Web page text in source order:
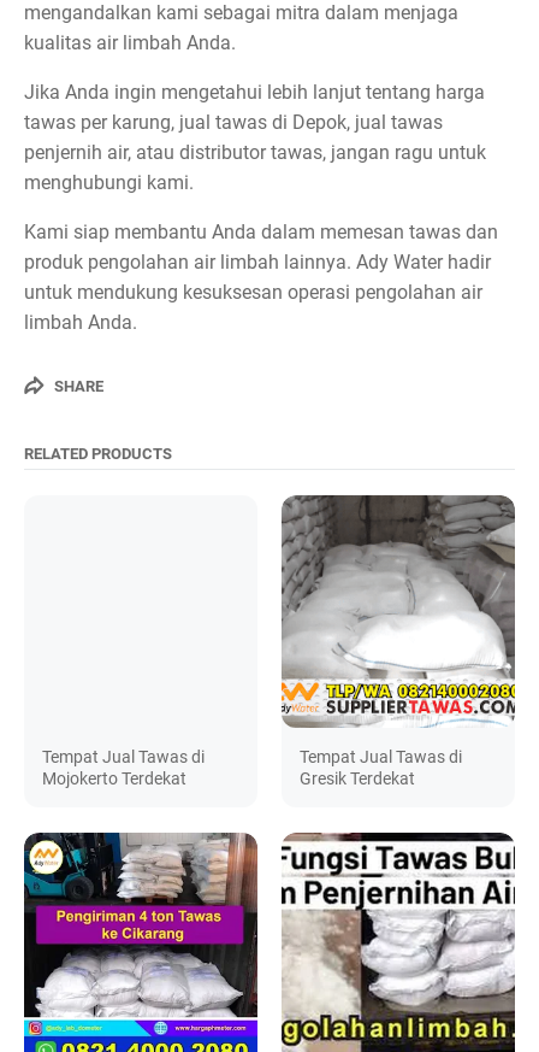
mengandalkan kami sebagai mitra dalam menjaga
kualitas air limbah Anda.
Jika Anda ingin mengetahui lebih lanjut tentang harga
tawas per karung, jual tawas di Depok, jual tawas
penjernih air, atau distributor tawas, jangan ragu untuk
menghubungi kami.
Kami siap membantu Anda dalam memesan tawas dan
produk pengolahan air limbah lainnya. Ady Water hadir
untuk mendukung kesuksesan operasi pengolahan air
limbah Anda.
SHARE
RELATED PRODUCTS
Tempat Jual Tawas di
Mojokerto Terdekat
Tempat Jual Tawas di
Gresik Terdekat